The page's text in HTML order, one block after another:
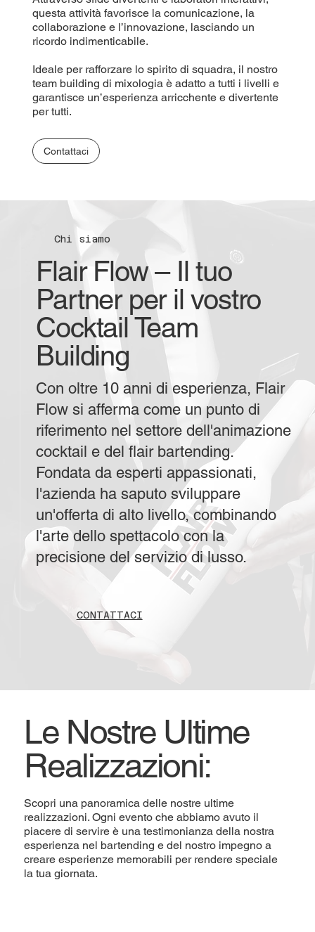
questa attività favorisce la comunicazione, la
collaborazione e l’innovazione, lasciando un
ricordo indimenticabile.
Ideale per rafforzare lo spirito di squadra, il nostro
team building di mixologia è adatto a tutti i livelli e
garantisce un’esperienza arricchente e divertente
per tutti.
Contattaci
Chi siamo
Flair Flow – Il tuo
Partner per il vostro
Cocktail Team
Building
CONTATTACI
Con oltre 10 anni di esperienza, Flair
Flow si afferma come un punto di
riferimento nel settore dell'animazione
cocktail e del flair bartending.
Fondata da esperti appassionati,
l'azienda ha saputo sviluppare
un'offerta di alto livello, combinando
l'arte dello spettacolo con la
precisione del servizio di lusso.
Le Nostre Ultime
Realizzazioni:
Scopri una panoramica delle nostre ultime
realizzazioni. Ogni evento che abbiamo avuto il
piacere di servire è una testimonianza della nostra
esperienza nel bartending e del nostro impegno a
creare esperienze memorabili per rendere speciale
la tua giornata.